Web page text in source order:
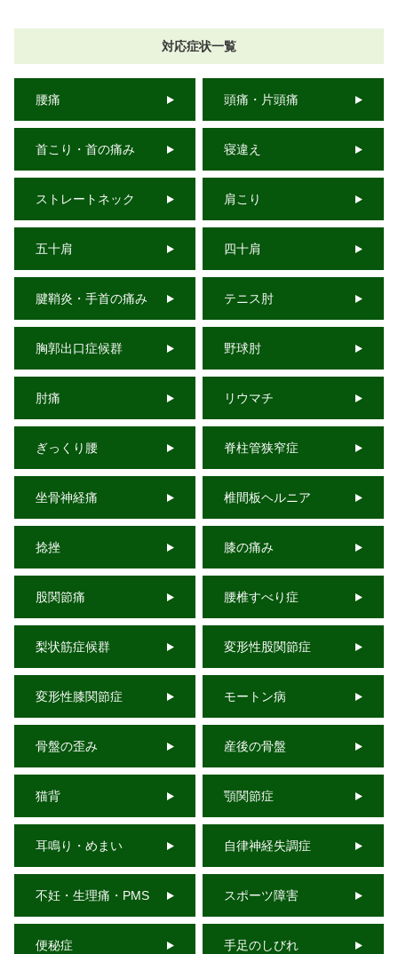
対応症状一覧
腰痛 頭痛・片頭痛
首こり・首の痛み 寝違え
ストレートネック 肩こり
五十肩 四十肩
腱鞘炎・手首の痛み テニス肘
胸郭出口症候群 野球肘
肘痛 リウマチ
ぎっくり腰 脊柱管狭窄症
坐骨神経痛 椎間板ヘルニア
捻挫 膝の痛み
股関節痛 腰椎すべり症
梨状筋症候群 変形性股関節症
変形性膝関節症 モートン病
骨盤の歪み 産後の骨盤
猫背 顎関節症
耳鳴り・めまい 自律神経失調症
不妊・生理痛・PMS スポーツ障害
便秘症 手足のしびれ